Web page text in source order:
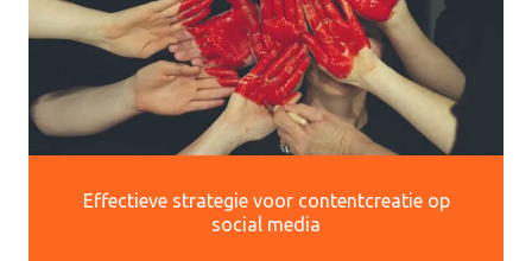
Effectieve strategie voor contentcreatie op
social media